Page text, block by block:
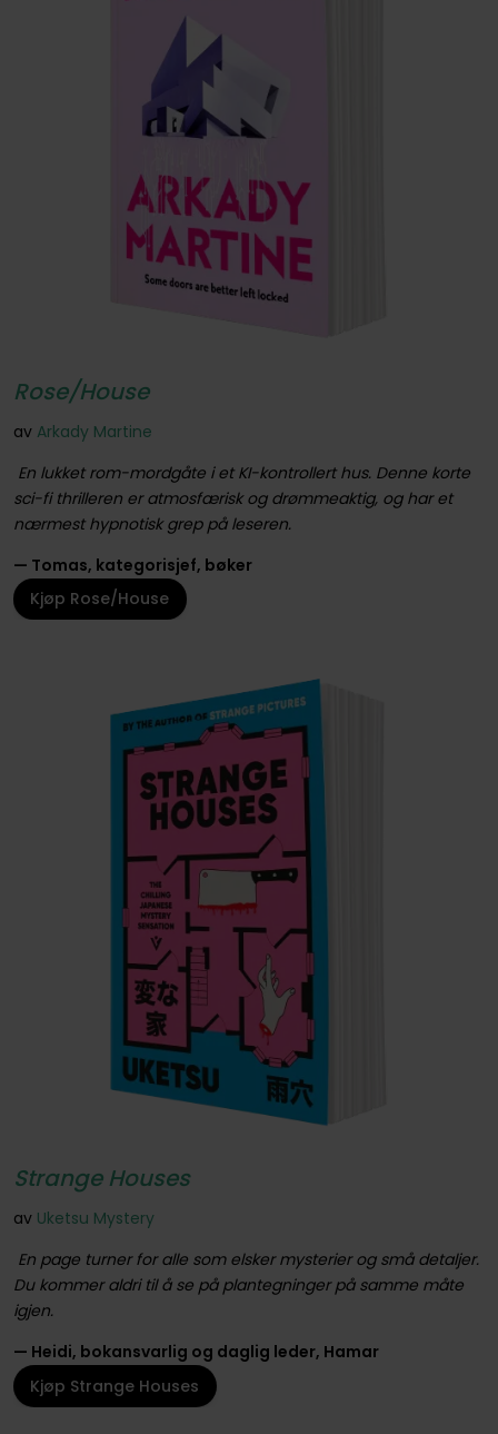
Rose/House
av Arkady Martine
En lukket rom-mordgåte i et KI-kontrollert hus. Denne korte
sci-fi thrilleren er atmosfærisk og drømmeaktig, og har et
nærmest hypnotisk grep på leseren.
— Tomas, kategorisjef, bøker
Kjøp Rose/House
Strange Houses
av Uketsu Mystery
En page turner for alle som elsker mysterier og små detaljer.
Du kommer aldri til å se på plantegninger på samme måte
igjen.
— Heidi, bokansvarlig og daglig leder, Hamar
Kjøp Strange Houses